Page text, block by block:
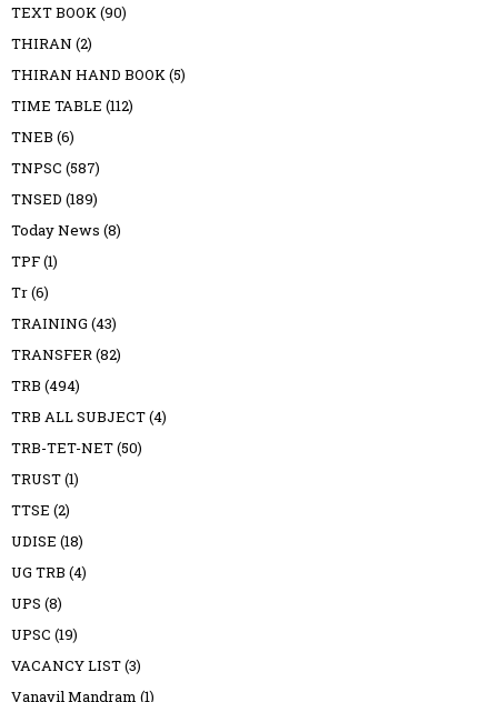
TEXT BOOK(90)
THIRAN (2)
THIRAN HAND BOOK(5)
TIME TABLE (112)
TNEB (6)
TNPSC (587)
TNSED (189)
Today News (8)
TPF(1)
Tr(6)
TRAINING (43)
TRANSFER(82)
TRB (494)
TRB ALL SUBJECT(4)
TRB-TET-NET(50)
TRUST(1)
TTSE (2)
UDISE (18)
UG TRB (4)
UPS (8)
UPSC (19)
VACANCY LIST(3)
Vanavil Mandram (1)